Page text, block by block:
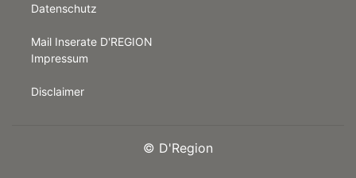
Datenschutz
Mail Inserate D'REGION
Impressum
Disclaimer
© D'Region